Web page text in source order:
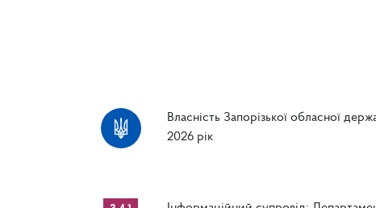
Власність Запорізької обласної
2026 рік